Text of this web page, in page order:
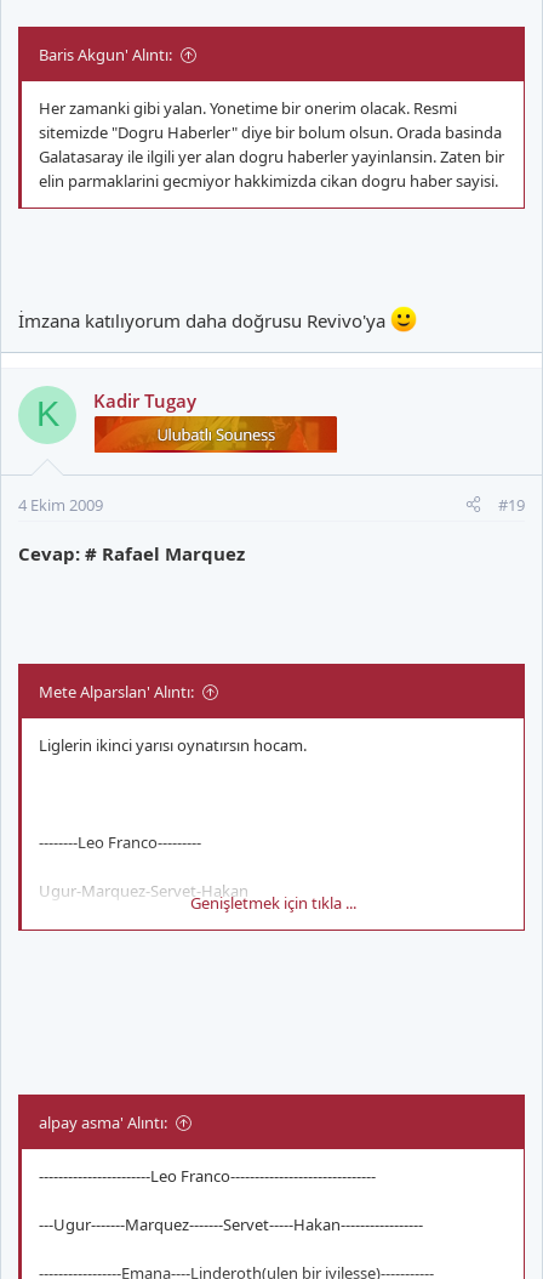
Baris Akgun' Alıntı:
Her zamanki gibi yalan. Yonetime bir onerim olacak. Resmi
sitemizde "Dogru Haberler" diye bir bolum olsun. Orada basinda
Galatasaray ile ilgili yer alan dogru haberler yayinlansin. Zaten bir
elin parmaklarini gecmiyor hakkimizda cikan dogru haber sayisi.
İmzana katılıyorum daha doğrusu Revivo'ya
K Kadir Tugay
4 Ekim 2009 #19
Cevap: # Rafael Marquez
Mete Alparslan' Alıntı:
Liglerin ikinci yarısı oynatırsın hocam.
--------Leo Franco---------
Ugur-Marquez-Servet-Hakan
Genişletmek için tıkla ...
alpay asma' Alıntı:
-----------------------Leo Franco------------------------------
---Ugur-------Marquez-------Servet-----Hakan-----------------
-----------------Emana----Linderoth(ulen bir iyilesse)-----------